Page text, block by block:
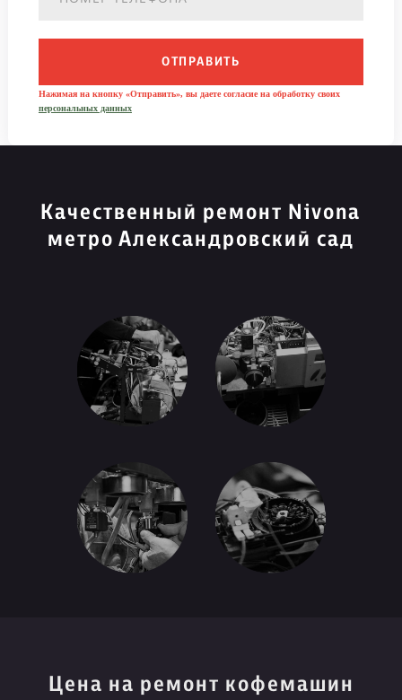
ОТПРАВИТЬ
Нажимая на кнопку «Отправить», вы даете согласие на обработку своих
персональных данных
Качественный ремонт Nivona
метро Александровский сад
Цена на ремонт кофемашин